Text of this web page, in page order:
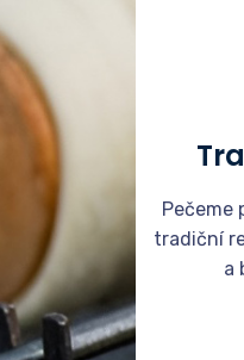
Pečeme
tradiční
a